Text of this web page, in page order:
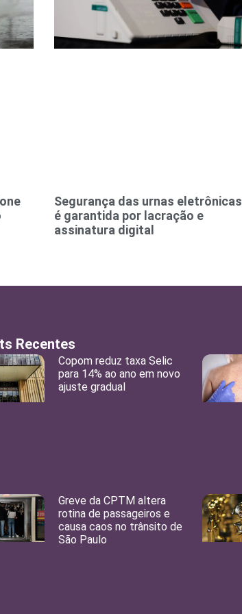
Segurança das urnas eletrônicas
é garantida por lacração e
assinatura digital
Recentes
Copom reduz taxa Selic
para 14% ao ano em novo
ajuste gradual
Greve da CPTM altera
rotina de passageiros e
causa caos no trânsito de
São Paulo